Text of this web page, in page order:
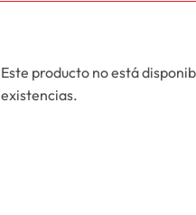
Este producto no está
existencias.